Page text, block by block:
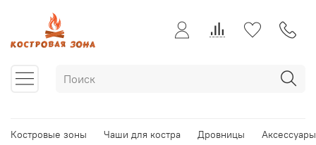
Костровые зоны Чаши для костра Дровницы Аксессуары